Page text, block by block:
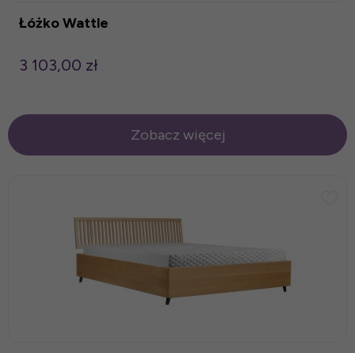
Łóżko Wattle
3 103,00 zł
Zobacz więcej